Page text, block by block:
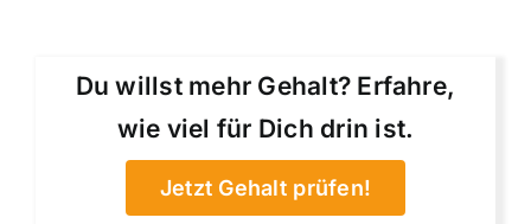
Du willst mehr Gehalt? Erfahre,
wie viel für Dich drin ist.
Jetzt Gehalt prüfen!